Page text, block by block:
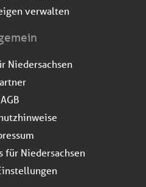
verwalten
Niedersachsen
AGB
für Niedersachsen